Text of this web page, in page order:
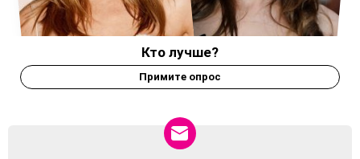
Кто лучше?
Примите опрос